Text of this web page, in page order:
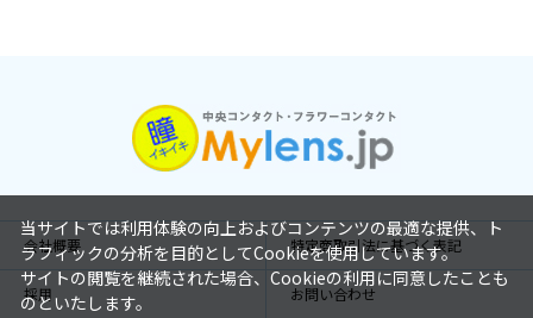
会社概要 特定商取引法に基づく表記
採用 お問い合わせ
当サイトでは利用体験の向上およびコンテンツの最適な提供、ト
ラフィックの分析を目的としてCookieを使用しています。
サイトの閲覧を継続された場合、Cookieの利用に同意したことも
のといたします。